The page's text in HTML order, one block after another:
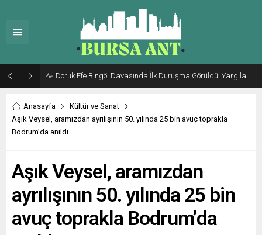
Doruk Efe Bingöl Davasında İlk Duruşma Görüldü: Yargılama 20 Ekim 2026’ya Ertelendi
Anasayfa
Kültür ve Sanat
Aşık Veysel, aramızdan ayrılışının 50. yılında 25 bin avuç toprakla
Bodrum’da anıldı
Aşık Veysel, aramızdan
ayrılışının 50. yılında 25 bin
avuç toprakla Bodrum’da